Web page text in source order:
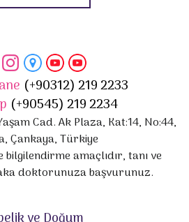
(+90312) 219 2233
(+90545) 219 2234
Cad. Ak Plaza, Kat:14, No:44,
Çankaya, Türkiye
amaçlıdır, tanı ve
doktorunuza başvurunuz.